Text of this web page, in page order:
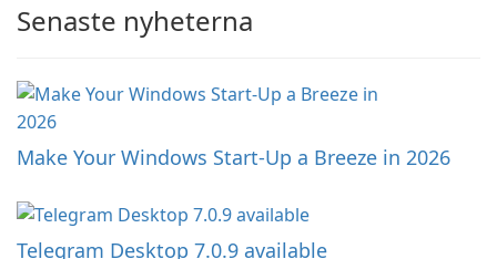
Senaste nyheterna
Make Your Windows Start-Up a Breeze in 2026
Telegram Desktop 7.0.9 available